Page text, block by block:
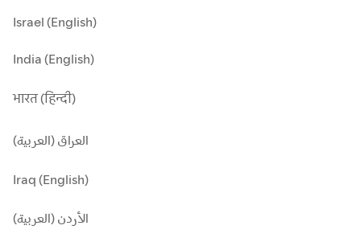
Israel (English)
India (English)
भारत (हिन्दी)
العراق (العربية)
Iraq (English)
الأردن (العربية)